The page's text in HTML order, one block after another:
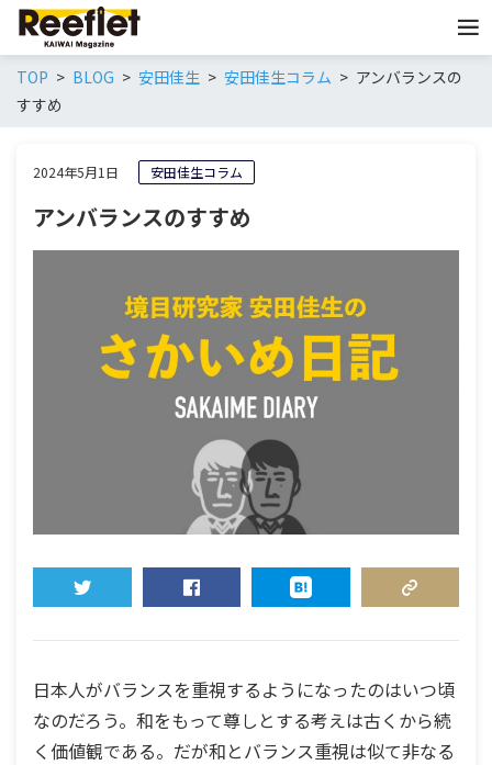
TOP BLOG 安田佳生 安田佳生コラム
アンバランスの
すすめ
2024年5月1日 安田佳生コラム
アンバランスのすすめ
日本人がバランスを重視するようになったのはいつ頃
なのだろう。和をもって尊しとする考えは古くから続
く価値観である。だが和とバランス重視は似て非なる